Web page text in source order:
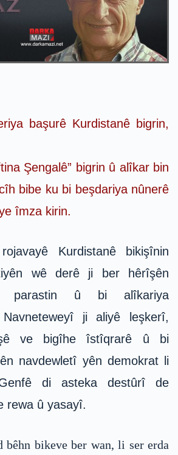
başurê Kurdistanê bigrin,
Şengalê” bigrin û alîkar bin
bibe ku bi beşdariya nûnerê
îmza kirin.
Kurdistanê bikişînin
wê derê ji ber hêrîşên
parastin û bi alîkariya
Navneteweyî ji aliyê leşkerî,
ve bigîhe îstîqrarê û bi
navdewletî yên demokrat li
di asteka destûrî de
rewa û yasayî.
bikeve ber wan, li ser erda